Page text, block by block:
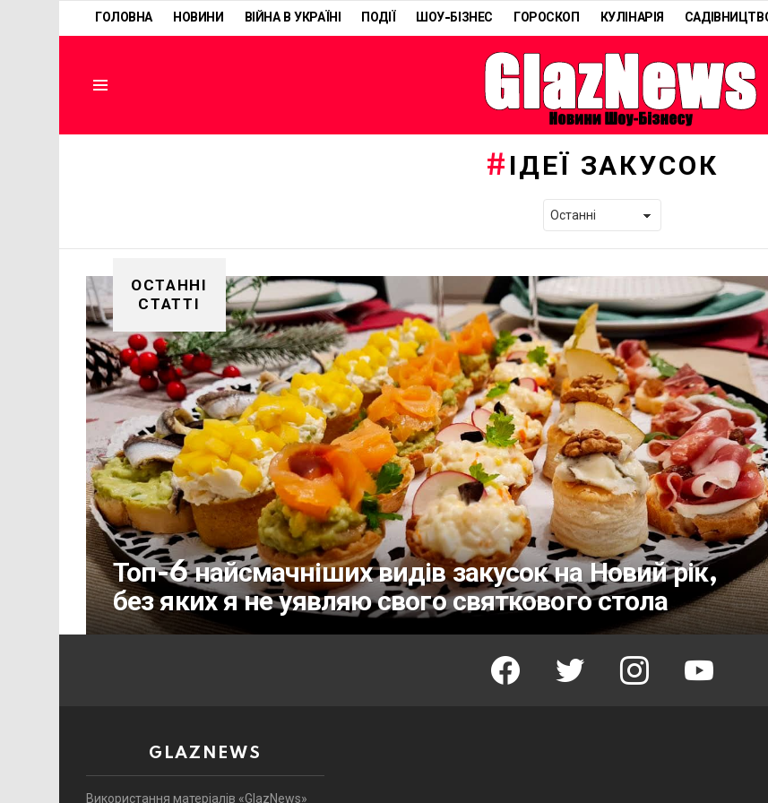
ГОЛОВНА НОВИНИ ВІЙНА В УКРАЇНІ ПОДІЇ ШОУ-БІЗНЕС ГОРОСКОП КУЛІНАРІЯ
ІДЕЇ ЗАКУСОК
ОСТАННІ
СТАТТІ
Топ-6 найсмачніших видів закусок на Новий рік,
без яких я не уявляю свого святкового стола
facebook twitter instagram youtube
GLAZNEWS
Використання матеріалів «GlazNews»